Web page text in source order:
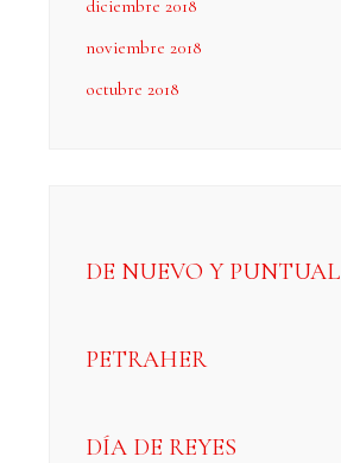
diciembre 2018
noviembre 2018
octubre 2018
DE NUEVO Y PUNTUAL
PETRAHER
DÍA DE REYES